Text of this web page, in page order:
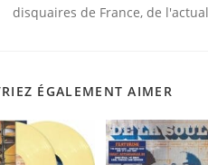
disquaires de France, de
ÉGALEMENT AIMER